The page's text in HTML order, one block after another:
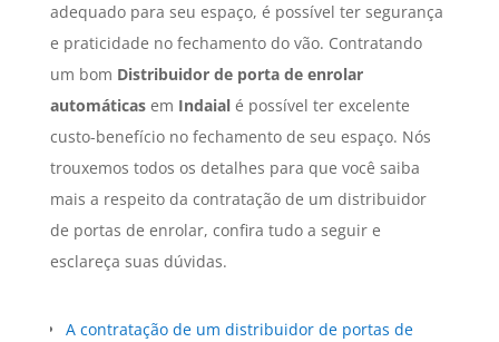
adequado para seu espaço, é possível ter segurança
e praticidade no fechamento do vão. Contratando
um bom Distribuidor de porta de enrolar
automáticasem Indaialé possível ter excelente
custo-benefício no fechamento de seu espaço. Nós
trouxemos todos os detalhes para que você saiba
mais a respeito da contratação de um distribuidor
de portas de enrolar, confira tudo a seguir e
esclareça suas dúvidas.
A contratação de um distribuidor de portas de